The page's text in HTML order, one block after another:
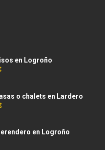
en Logroño
o chalets en Lardero
en Logroño